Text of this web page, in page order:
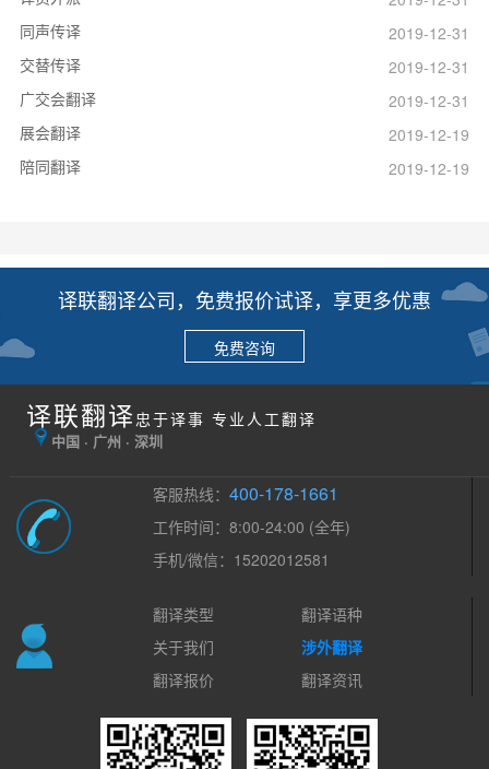
同声传译
2019-12-31
交替传译
2019-12-31
广交会翻译
2019-12-31
展会翻译
2019-12-19
陪同翻译
2019-12-19
译联翻译公司，免费报价试译，享更多优惠
免费咨询
译联翻译 忠于译事 专业人工翻译
中国 · 广州 · 深圳
客服热线：400-178-1661
工作时间：8:00-24:00 (全年)
手机/微信：15202012581
翻译类型
翻译语种
关于我们
涉外翻译
翻译报价
翻译资讯